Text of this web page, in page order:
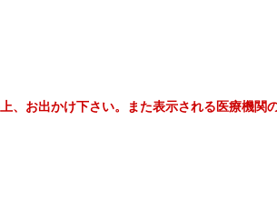
、お出かけ下さい。また表示される医療機関